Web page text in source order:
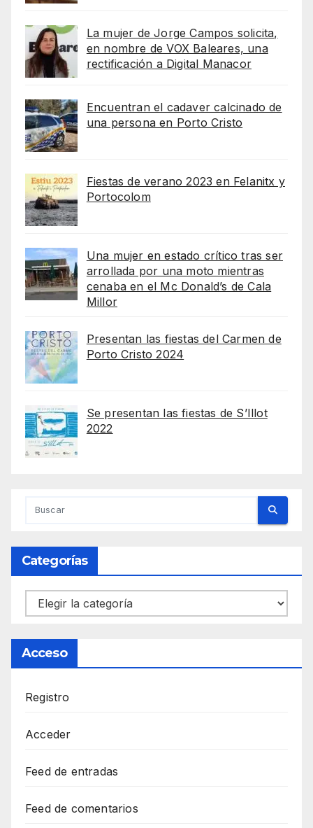
La mujer de Jorge Campos solicita,
en nombre de VOX Baleares, una
rectificación a Digital Manacor
Encuentran el cadaver calcinado de
una persona en Porto Cristo
Fiestas de verano 2023 en Felanitx y
Portocolom
Una mujer en estado crítico tras ser
arrollada por una moto mientras
cenaba en el Mc Donald’s de Cala
Millor
Presentan las fiestas del Carmen de
Porto Cristo 2024
Se presentan las fiestas de S’Illot
2022
Categorías
Categorías
Acceso
Registro
Acceder
Feed de entradas
Feed de comentarios